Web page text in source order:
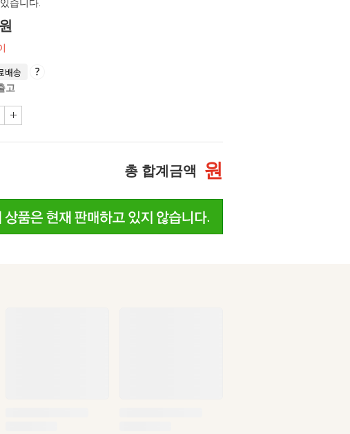
습니다.
배송
고
총 합계금액 원